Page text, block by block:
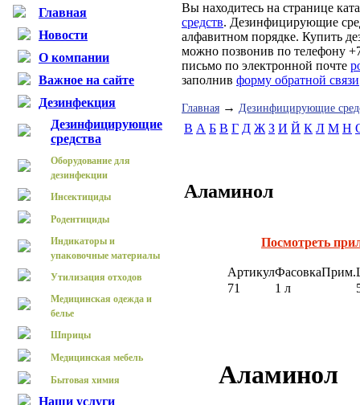
Главная
Новости
О компании
Важное на сайте
Дезинфекция
Дезинфицирующие
средства
Оборудование для
дезинфекции
Инсектициды
Родентициды
Индикаторы и
упаковочные материалы
Утилизация отходов
Медицинская одежда и
белье
Шприцы
Медицинская мебель
Бытовая химия
Наши услуги
Вы находитесь на странице
средств. Дезинфицирующие
алфавитном порядке. Купить
можно позвонив по телефону
письмо по электронной почте
заполнив форму обратной связи
Главная → Дезинфицирующие
B А Б В Г Д Ж З И Й К Л М Н
Аламинол
Посмотреть
АртикулФасовкаПрим.
71
1 л
Аламинол